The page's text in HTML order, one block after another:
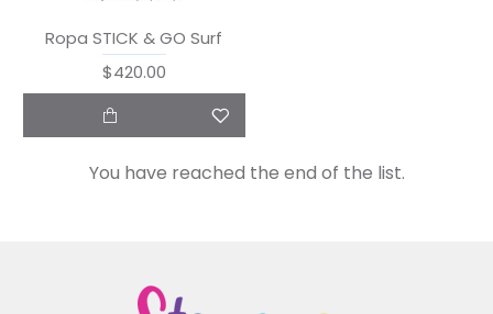
Ropa STICK & GO Surf
$420.00
You have reached the end of the list.